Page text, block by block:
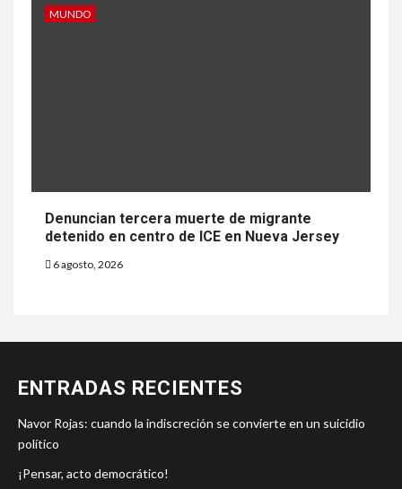
MUNDO
Denuncian tercera muerte de migrante
detenido en centro de ICE en Nueva Jersey
6 agosto, 2026
ENTRADAS RECIENTES
Navor Rojas: cuando la indiscreción se convierte en un suicidio
político
¡Pensar, acto democrático!